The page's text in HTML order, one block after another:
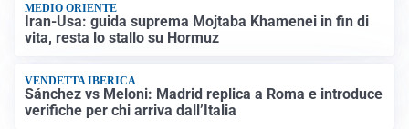
MEDIO ORIENTE
Iran-Usa: guida suprema Mojtaba Khamenei in fin di
vita, resta lo stallo su Hormuz
VENDETTA IBERICA
Sánchez vs Meloni: Madrid replica a Roma e introduce
verifiche per chi arriva dall’Italia